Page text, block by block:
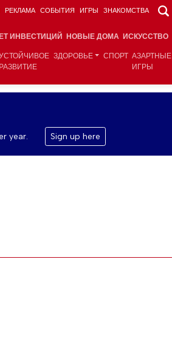
РЕКЛАМА СОБЫТИЯ ИГРЫ ЗНАКОМСТВА
ИНВЕСТИЦИЙ НОВЫЕ ДОМА ИСКУССТВО
РАЗВИТИЕ
ЗДОРОВЬЕ СПОРТ АЗАРТНЫЕ
ИГРЫ
year. Sign up here